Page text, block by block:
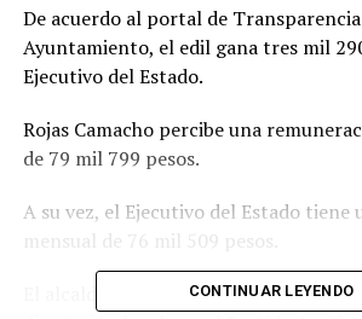
De acuerdo al portal de
Ayuntamiento, el edil gana tres mil
Ejecutivo del Estado.
Rojas Camacho percibe una
de 79 mil 799 pesos.
A su vez, el Ejecutivo del Estado tiene
mensual de 76 mil 509 pesos.
El alcalde panista, solicitó licencia
CONTINUAR LEYENDO